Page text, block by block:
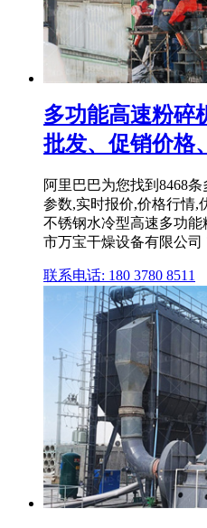
多功能高速粉碎
批发、促销价格
阿里巴巴为您找到8468
参数,实时报价,价格行情,
不锈钢水冷型高速多功
市万宝干燥设备有限公司
联系电话: 180 3780 8511